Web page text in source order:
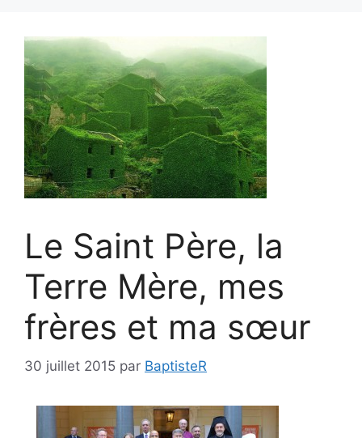
Le Saint Père, la
Terre Mère, mes
frères et ma sœur
30 juillet 2015 par BaptisteR